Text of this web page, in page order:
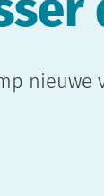
nieuwe